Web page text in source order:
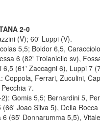
2-0
(V); 60' Luppi (V).
5,5; Boldor 6,5,
6 (82' Troianiello sv),
6,5 (61' Zaccagni 6), Luppi 7
Coppola, Ferrari, Zuculini,
7.
Gomis 5,5; Bernardini 5,
Joao Silva 5), Della Rocca
6 (65' Donnarumma 5,5),